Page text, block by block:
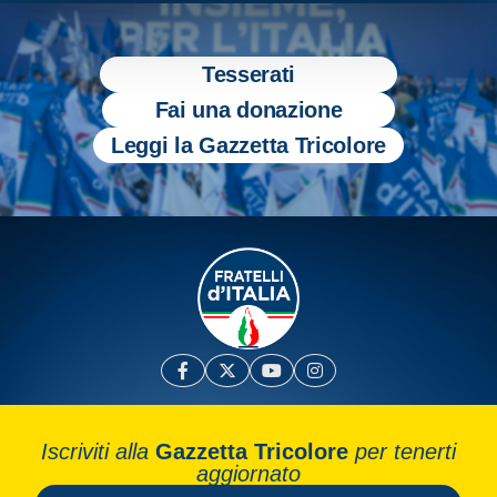
Tesserati
Fai una donazione
Leggi la Gazzetta Tricolore
Iscriviti alla Gazzetta Tricolore per tenerti
aggiornato